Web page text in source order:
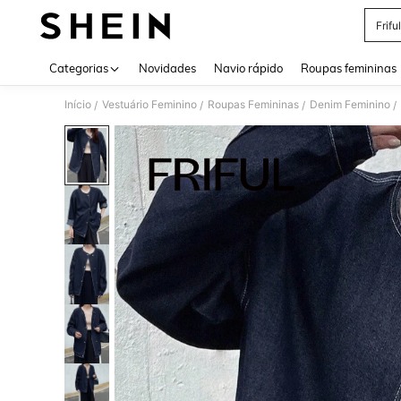
Categorias Novidades Navio rápido Roupas femininas
Início / Vestuário Feminino / Roupas Femininas / Denim Feminino /